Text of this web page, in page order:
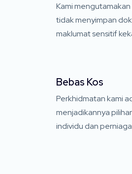
Kami mengutamakan
tidak menyimpan
maklumat sensitif
Bebas Kos
Perkhidmatan kami
menjadikannya
individu dan